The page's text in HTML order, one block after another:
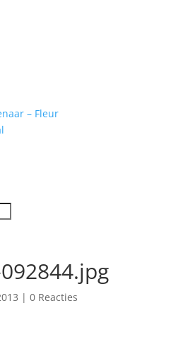
– Fleur
| 0 Reacties